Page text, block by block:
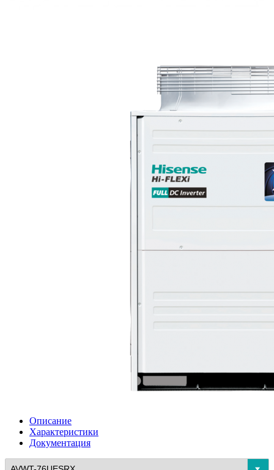
Описание
Характеристики
Документация